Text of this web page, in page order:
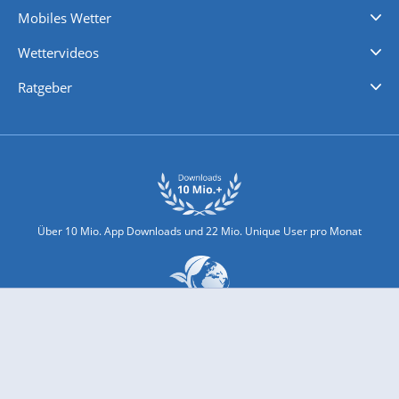
Mobiles Wetter
Wettervideos
Ratgeber
Über 10 Mio. App Downloads und 22 Mio. Unique User pro Monat